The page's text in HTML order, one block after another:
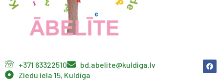
+371 63322510
bd.abelite@kuldiga.lv
Ziedu iela 15, Kuldīga